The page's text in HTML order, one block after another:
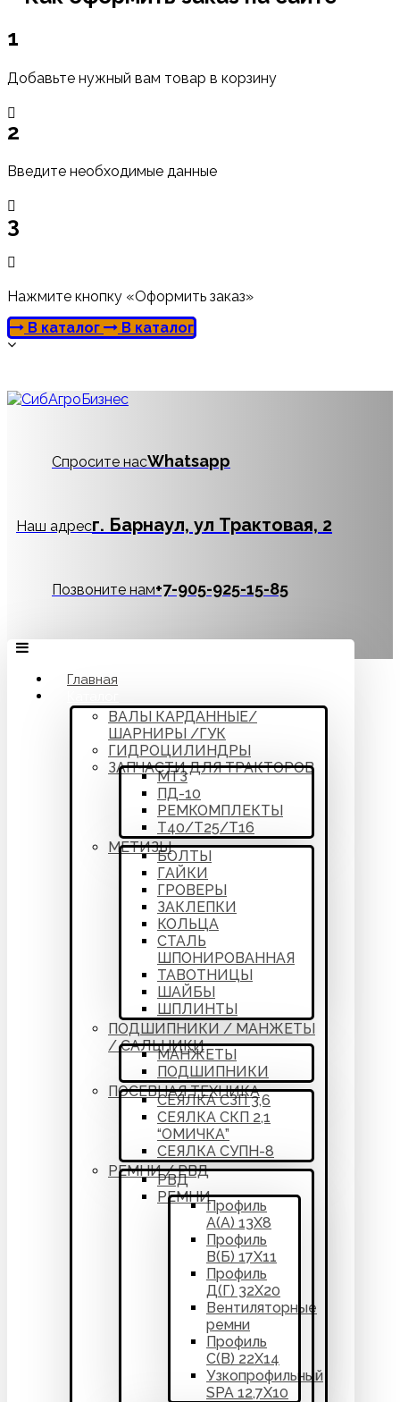
1
Добавьте нужный вам товар в корзину
2
Введите необходимые данные
3
Нажмите кнопку «Оформить заказ»
В каталог
В каталог
Спросите насWhatsapp
Наш адресг. Барнаул, ул Трактовая, 2
Позвоните нам‪+7-905-925-15-85
Главная
ВАЛЫ КАРДАННЫЕ/
ШАРНИРЫ /ГУК
ГИДРОЦИЛИНДРЫ
ЗАПЧАСТИ ДЛЯ ТРАКТОРОВ
МТЗ
ПД-10
РЕМКОМПЛЕКТЫ
Т40/Т25/Т16
МЕТИЗЫ
БОЛТЫ
ГАЙКИ
ГРОВЕРЫ
ЗАКЛЕПКИ
КОЛЬЦА
СТАЛЬ
ШПОНИРОВАННАЯ
ТАВОТНИЦЫ
ШАЙБЫ
ШПЛИНТЫ
ПОДШИПНИКИ / МАНЖЕТЫ
/ САЛЬНИКИ
МАНЖЕТЫ
ПОДШИПНИКИ
ПОСЕВНАЯ ТЕХНИКА
СЕЯЛКА СЗП 3,6
СЕЯЛКА СКП 2,1
“ОМИЧКА”
СЕЯЛКА СУПН-8
РЕМНИ / РВД
РВД
РЕМНИ
Профиль
А(А) 13Х8
Профиль
В(Б) 17Х11
Профиль
Д(Г) 32Х20
Вентиляторные
ремни
Профиль
С(В) 22Х14
Узкопрофильный
SPA 12,7Х10